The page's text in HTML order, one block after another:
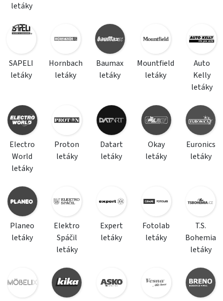
letáky
SAPELI
letáky
Hornbach
letáky
Baumax
letáky
Mountfield
letáky
Auto
Kelly
letáky
Electro
World
letáky
Proton
letáky
Datart
letáky
Okay
letáky
Euronics
letáky
Planeo
letáky
Elektro
Spáčil
letáky
Expert
letáky
Fotolab
letáky
T.S.
Bohemia
letáky